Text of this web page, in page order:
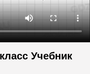
Учебник